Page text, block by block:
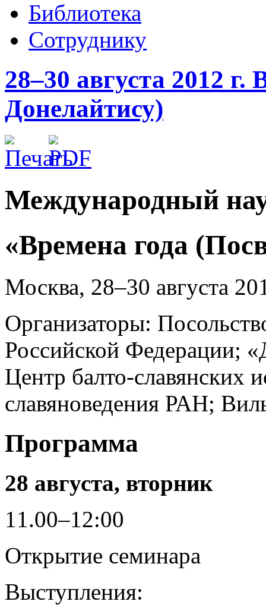
Библиотека
Сотруднику
28–30 августа 2012
Донелайтису)
Международный
«Времена года
Москва, 28–30 августа
Организаторы:
Российской Федерации;
Центр балто-славянских
славяноведения РАН;
Программа
28 августа, вторник
11.00–12:00
Открытие семинара
Выступления: